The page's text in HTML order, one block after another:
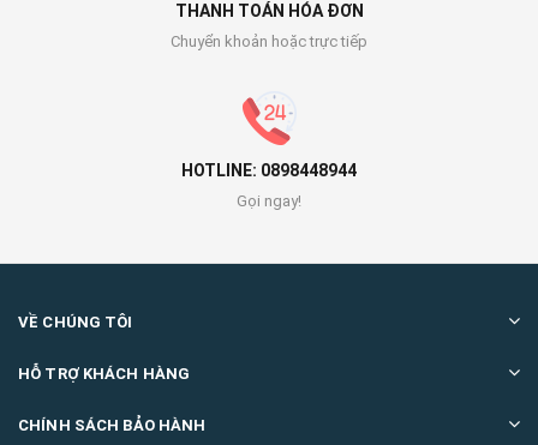
THANH TOÁN HÓA ĐƠN
Chuyển khoản hoặc trực tiếp
HOTLINE: 0898448944
Gọi ngay!
VỀ CHÚNG TÔI
HỖ TRỢ KHÁCH HÀNG
CHÍNH SÁCH BẢO HÀNH